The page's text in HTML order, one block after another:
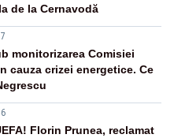
de la Cernavodă
monitorizarea Comisiei
cauza crizei energetice. Ce
Florin Prunea, reclamat